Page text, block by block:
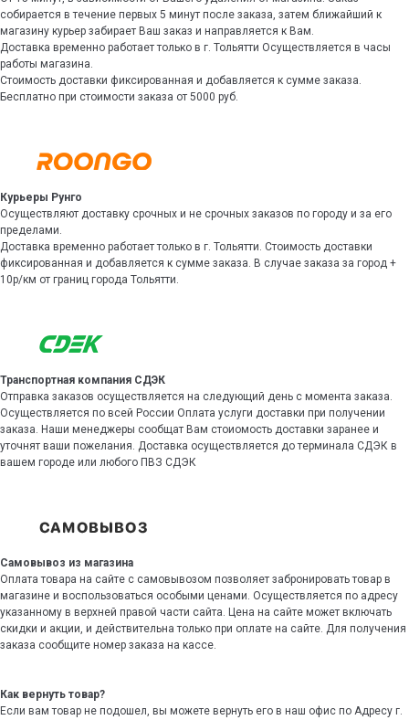
собирается в течение первых 5 минут после заказа, затем ближайший к
магазину курьер забирает Ваш заказ и направляется к Вам.
Доставка временно работает только в г. Тольятти Осуществляется в часы
работы магазина.
Стоимость доставки фиксированная и добавляется к сумме заказа.
Бесплатно при стоимости заказа от 5000 руб.
Курьеры Рунго
Осуществляют доставку срочных и не срочных заказов по городу и за его
пределами.
Доставка временно работает только в г. Тольятти. Стоимость доставки
фиксированная и добавляется к сумме заказа. В случае заказа за город +
10р/км от границ города Тольятти.
Транспортная компания СДЭК
Отправка заказов осуществляется на следующий день с момента заказа.
Осуществляется по всей России Оплата услуги доставки при получении
заказа. Наши менеджеры сообщат Вам стоиомость доставки заранее и
уточнят ваши пожелания. Доставка осуществляется до терминала СДЭК в
вашем городе или любого ПВЗ СДЭК
Самовывоз из магазина
Оплата товара на сайте с самовывозом позволяет забронировать товар в
магазине и воспользоваться особыми ценами. Осуществляется по адресу
указанному в верхней правой части сайта. Цена на сайте может включать
скидки и акции, и действительна только при оплате на сайте. Для получения
заказа сообщите номер заказа на кассе.
Как вернуть товар?
Если вам товар не подошел, вы можете вернуть его в наш офис по Адресу г.